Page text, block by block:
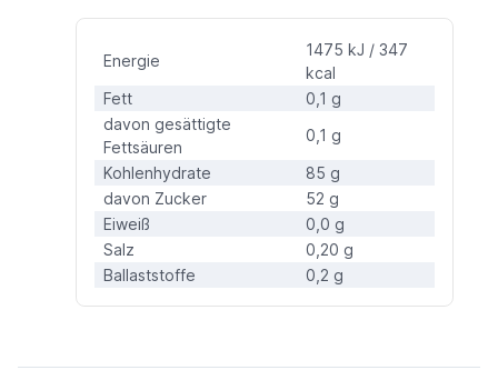
Energie
1475 kJ / 347
kcal
Fett
0,1 g
davon gesättigte
Fettsäuren
0,1 g
Kohlenhydrate
85 g
davon Zucker
52 g
Eiweiß
0,0 g
Salz
0,20 g
Ballaststoffe
0,2 g